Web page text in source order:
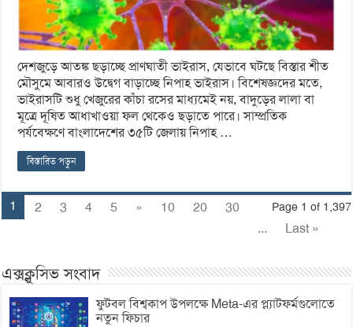
দেশজুড়ে আতঙ্ক ছড়াচ্ছে প্রাণঘাতী ভাইরাস, যেভাবে ঘটছে বিস্তার শীত
মৌসুমে আবারও উদ্বেগ বাড়াচ্ছে নিপাহ ভাইরাস। বিশেষজ্ঞদের মতে,
ভাইরাসটি শুধু খেজুরের কাঁচা রসের মাধ্যমেই নয়, বাদুড়ের লালা বা
মূত্রে দূষিত আধাখাওয়া ফল থেকেও ছড়াতে পারে। সাম্প্রতিক
পর্যবেক্ষণে বাংলাদেশের ৩৫টি জেলায় নিপাহ …
বিস্তারিত পড়ুন
Page 1 of 1,397
1 2 3 4 5 » 10 20
30
...
Last »
এক্সক্লুসিভ সংবাদ
ফুটবল বিশ্বকাপ উপলক্ষে Meta-এর প্ল্যাটফর্মগুলোতে
নতুন ফিচার